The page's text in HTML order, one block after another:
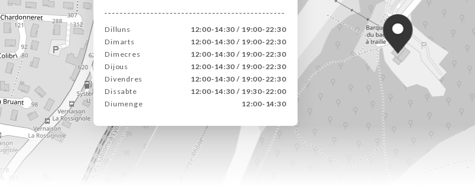
Dilluns
12:00-14:30 / 19:00-22:30
Dimarts
12:00-14:30 / 19:00-22:30
Dimecres
12:00-14:30 / 19:00-22:30
Dijous
12:00-14:30 / 19:00-22:30
Divendres
12:00-14:30 / 19:00-22:30
Dissabte
12:00-14:30 / 19:30-22:00
Diumenge
12:00-14:30